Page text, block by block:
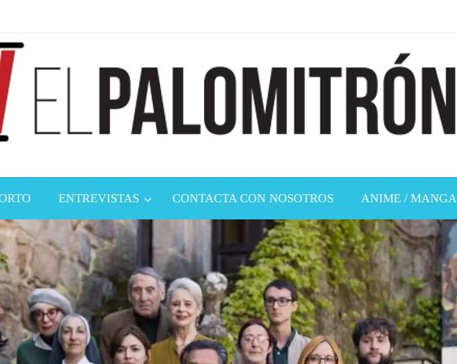
ENTREVISTAS CONTACTA CON NOSOTROS ANIME / MANGA